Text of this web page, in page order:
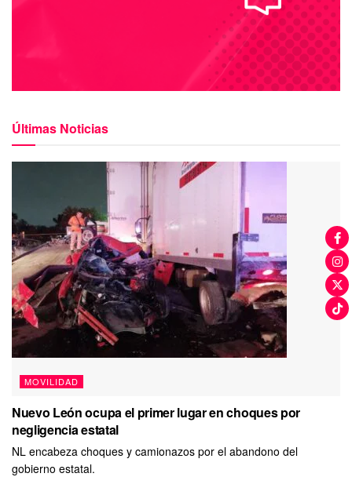
Últimas Noticias
MOVILIDAD
Nuevo León ocupa el primer lugar en choques por
negligencia estatal
NL encabeza choques y camionazos por el abandono del
gobierno estatal.